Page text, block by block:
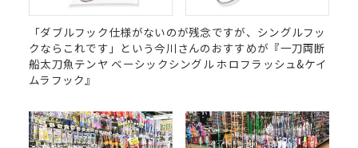
「ダブルフック仕様がないのが残念ですが、シングルフッ
クならこれです」という今川さんのおすすめが『一刀両断
船太刀魚テンヤ ベーシックシングル ホロフラッシュ&ケイ
ムラフック』